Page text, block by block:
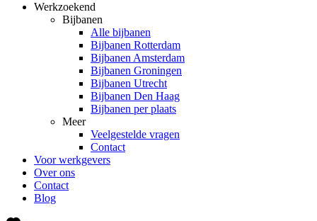
Werkzoekend
Bijbanen
Alle bijbanen
Bijbanen Rotterdam
Bijbanen Amsterdam
Bijbanen Groningen
Bijbanen Utrecht
Bijbanen Den Haag
Bijbanen per plaats
Meer
Veelgestelde vragen
Contact
Voor werkgevers
Over ons
Contact
Blog